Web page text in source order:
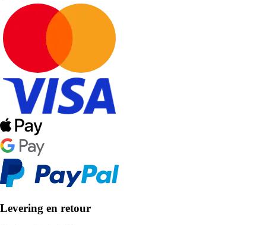
Levering en retour